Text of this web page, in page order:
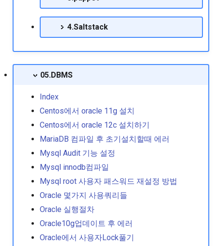
치하는 방법
Gzip으로 압축된 파일 내
기
Lvm 볼륨 확장 및 파일시
용량 확장 작업
Nmcli기반의 네트워크 설
Oraclelinux8에서
설치하기
postgresSQL 9.2.4 설치
postgresSQL 9.4.26 설치
리
4.Saltstack
05.DBMS
Index
Centos에서 oracle 11g 설치
Centos에서 oracle 12c 설치하기
MariaDB 컴파일 후 초기설치할때 에러
Mysql Audit 기능 설정
Mysql innodb컴파일
Mysql root 사용자 패스워드 재설정 방법
Oracle 몇가지 사용쿼리들
Oracle 실행절차
Oracle10g업데이트 후 에러
Oracle에서 사용자Lock풀기